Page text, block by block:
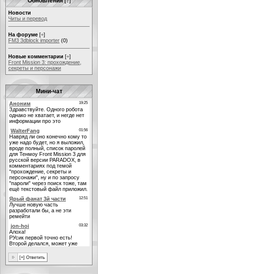
Новости
Читы и перевод
На форуме [+]
FM3 3dblock importer (0)
Новые комментарии [+]
Front Mission 3: прохождение,
секреты и персонажи
Мини-чат